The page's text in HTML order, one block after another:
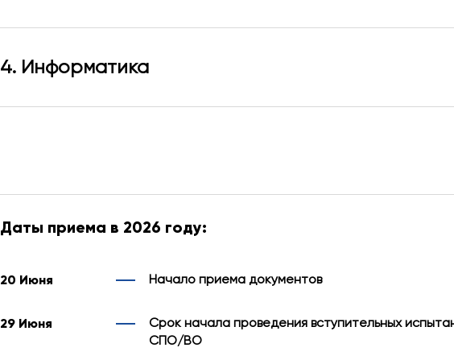
4. Информатика
Даты приема в 2026 году:
20 Июня Начало приема документов
29 Июня
Срок начала проведения вступительных
СПО/ВО